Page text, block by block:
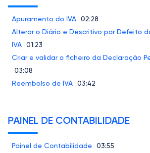
Apuramento do IVA 02:28
Alterar o Diário e Descritivo por Defeito
IVA 01:23
Criar e validar o ficheiro da Declaração
03:08
Reembolso de IVA 03:42
PAINEL DE CONTABILIDADE
Painel de Contabilidade 03:55